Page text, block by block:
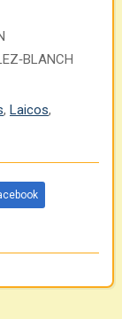
, Laicos,